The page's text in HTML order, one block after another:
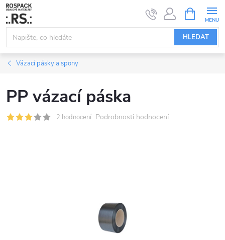
Přejít
na
obsah
HLEDAT
NÁKUPNÍ
KOŠÍK
Vázací pásky a spony
PP vázací páska
2 hodnocení Podrobnosti hodnocení